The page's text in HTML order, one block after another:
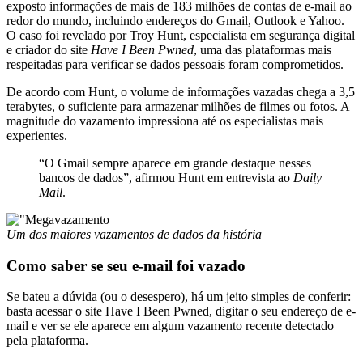
exposto informações de mais de 183 milhões de contas de e-mail ao
redor do mundo, incluindo endereços do Gmail, Outlook e Yahoo.
O caso foi revelado por Troy Hunt, especialista em segurança digital
e criador do site Have I Been Pwned, uma das plataformas mais
respeitadas para verificar se dados pessoais foram comprometidos.
De acordo com Hunt, o volume de informações vazadas chega a 3,5
terabytes, o suficiente para armazenar milhões de filmes ou fotos. A
magnitude do vazamento impressiona até os especialistas mais
experientes.
“O Gmail sempre aparece em grande destaque nesses
bancos de dados”, afirmou Hunt em entrevista ao Daily
Mail.
Um dos maiores vazamentos de dados da história
Como saber se seu e-mail foi vazado
Se bateu a dúvida (ou o desespero), há um jeito simples de conferir:
basta acessar o site Have I Been Pwned, digitar o seu endereço de e-
mail e ver se ele aparece em algum vazamento recente detectado
pela plataforma.